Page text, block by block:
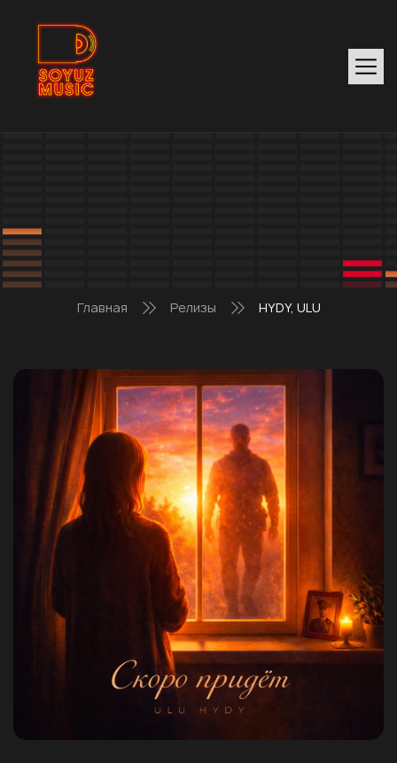
Главная Релизы HYDY, ULU